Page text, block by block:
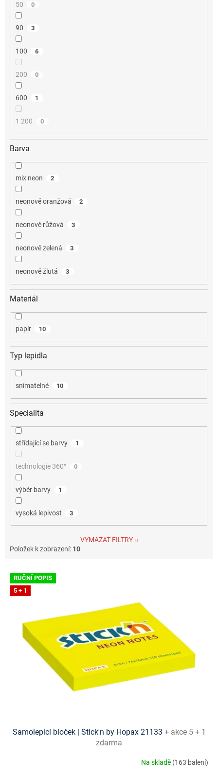
50 0
90 3
100 6
200 0
600 1
1 200 0
Barva
mix neon 2
neonově oranžová 2
neonově růžová 3
neonově zelená 3
neonově žlutá 3
Materiál
papír 10
Typ lepidla
snímatelné 10
Specialita
střídající se barvy 1
technologie 360° 0
výběr barvy 1
vysoká lepivost 3
VYMAZAT FILTRY
Položek k zobrazení: 10
V RUČNÍ POPIS
5 + 1
Samolepicí bloček | Stick'n by Hopax 21133 + akce 5 + 1
zdarma
Na skladě (163 balení)